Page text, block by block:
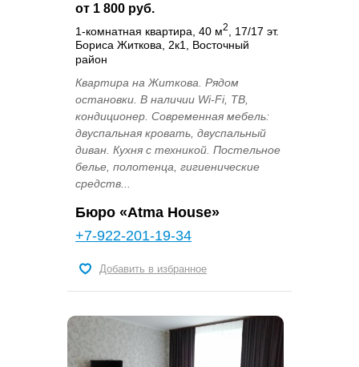
от 1 800 руб.
1-комнатная квартира, 40 м2
, 17/17 эт.
Бориса Житкова, 2к1, Восточный
район
Квартира на Житкова. Рядом
остановки. В наличии Wi-Fi, ТВ,
кондиционер. Современная мебель:
двуспальная кровать, двуспальный
диван. Кухня с техникой. Постельное
белье, полотенца, гигиенические
средств...
Бюро «Atma House»
+7-922-201-19-34
Добавить в избранное